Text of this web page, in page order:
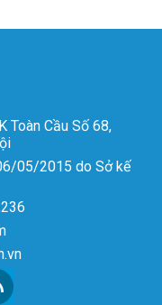
Toàn Cầu Số 68,
05/2015 do Sở kế